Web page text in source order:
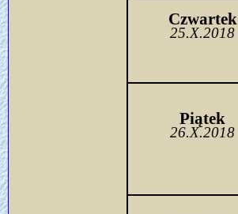
Czwartek
25.X.2018
Piątek
26.X.2018